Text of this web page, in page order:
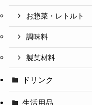
お惣菜・レトルト
調味料
製菓材料
ドリンク
生活用品